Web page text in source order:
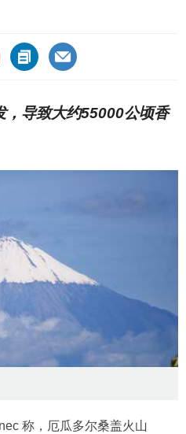
，导致大约55000公顷香
称，厄瓜多尔桑盖火山